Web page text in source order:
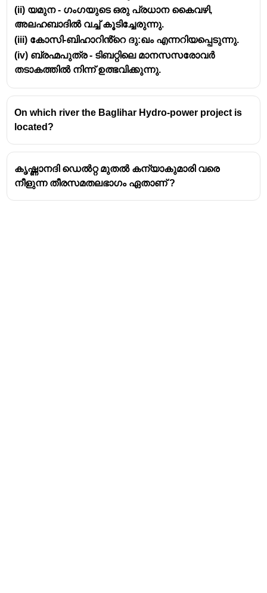
(ii) യമുന - ഗംഗയുടെ ഒരു പ്രധാന കൈവഴി,
അലഹബാദിൽ വച്ച് കൂടിച്ചേരുന്നു.
(iii) കോസി-ബിഹാറിൻ്റെ ദു:ഖം എന്നറിയപ്പെടുന്നു.
(iv) ബ്രഹ്മപുത്ര - ടിബറ്റിലെ മാനസസരോവർ
തടാകത്തിൽ നിന്ന് ഉത്ഭവിക്കുന്നു.
On which river the Baglihar Hydro-power project is
located?
കൃഷ്ണാനദി ഡെൽറ്റ മുതൽ കന്യാകുമാരി വരെ
നീളുന്ന തീരസമതലഭാഗം ഏതാണ് ?